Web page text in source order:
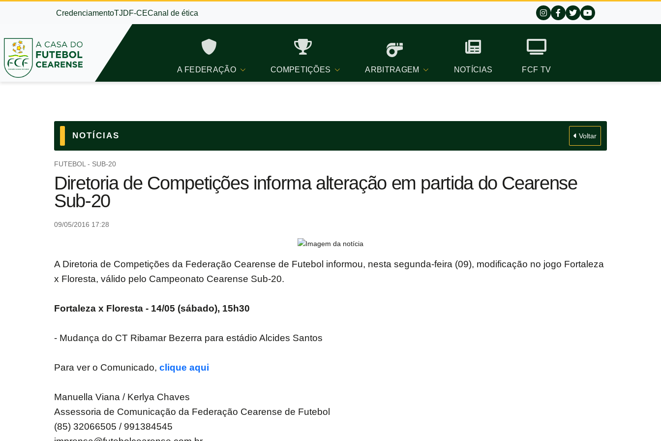
CredenciamentoTJDF-CECanal de ética
A FEDERAÇÃO COMPETIÇÕES ARBITRAGEM NOTÍCIAS FCF TV
NOTÍCIAS Voltar
FUTEBOL - SUB-20
Diretoria de Competições informa alteração em partida do Cearense
Sub-20
09/05/2016 17:28
A Diretoria de Competições da Federação Cearense de Futebol informou, nesta segunda-feira (09), modificação no jogo Fortaleza
x Floresta, válido pelo Campeonato Cearense Sub-20.
Fortaleza x Floresta - 14/05 (sábado), 15h30
- Mudança do CT Ribamar Bezerra para estádio Alcides Santos
Para ver o Comunicado, clique aqui
Manuella Viana / Kerlya Chaves
Assessoria de Comunicação da Federação Cearense de Futebol
(85) 32066505 / 991384545